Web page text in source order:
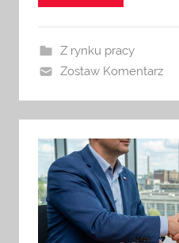
Z rynku pracy
Zostaw Komentarz